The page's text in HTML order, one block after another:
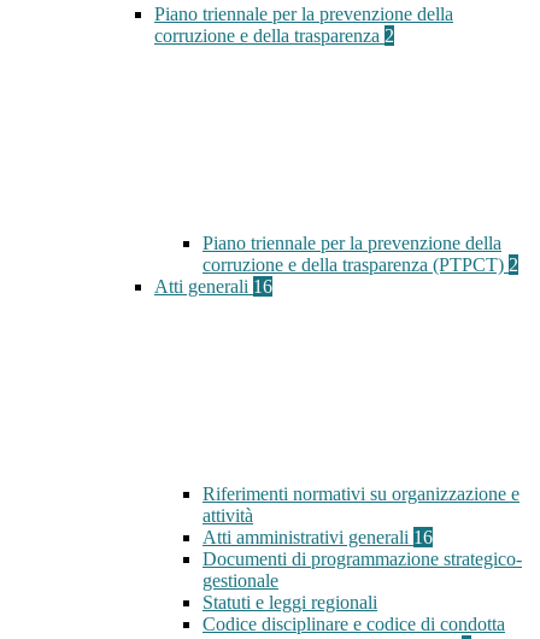
Piano triennale per la prevenzione della
corruzione e della trasparenza 2
Piano triennale per la prevenzione della
corruzione e della trasparenza (PTPCT) 2
Atti generali 16
Riferimenti normativi su organizzazione e
attività
Atti amministrativi generali 16
Documenti di programmazione strategico-
gestionale
Statuti e leggi regionali
Codice disciplinare e codice di condotta